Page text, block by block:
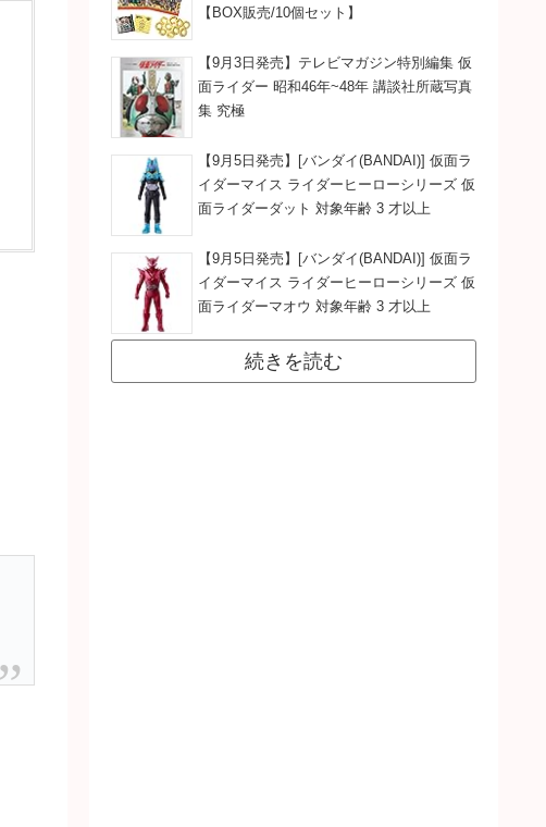
【BOX販売/10個セット】
【9月3日発売】テレビマガジン特別編集 仮
面ライダー 昭和46年~48年 講談社所蔵写真
集 究極
【9月5日発売】[バンダイ(BANDAI)] 仮面ラ
イダーマイス ライダーヒーローシリーズ 仮
面ライダーダット 対象年齢 3 才以上
【9月5日発売】[バンダイ(BANDAI)] 仮面ラ
イダーマイス ライダーヒーローシリーズ 仮
面ライダーマオウ 対象年齢 3 才以上
続きを読む